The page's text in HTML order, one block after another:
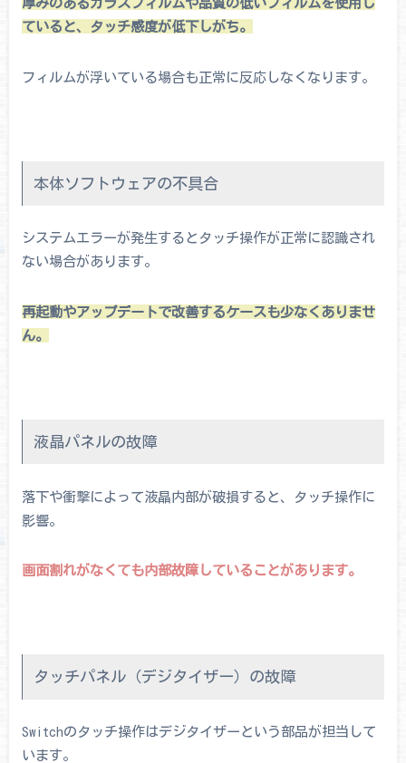
厚みのあるガラスフィルムや品質の低いフィルムを使用し
ていると、タッチ感度が低下しがち。
フィルムが浮いている場合も正常に反応しなくなります。
本体ソフトウェアの不具合
システムエラーが発生するとタッチ操作が正常に認識され
ない場合があります。
再起動やアップデートで改善するケースも少なくありませ
ん。
液晶パネルの故障
落下や衝撃によって液晶内部が破損すると、タッチ操作に
影響。
画面割れがなくても内部故障していることがあります。
タッチパネル（デジタイザー）の故障
Switchのタッチ操作はデジタイザーという部品が担当して
います。